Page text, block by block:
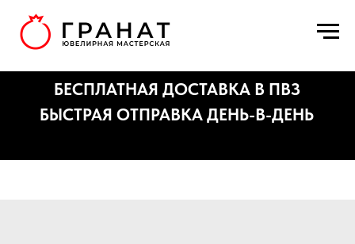
БЫСТРАЯ ОТПРАВКА ДЕНЬ-В-ДЕНЬ